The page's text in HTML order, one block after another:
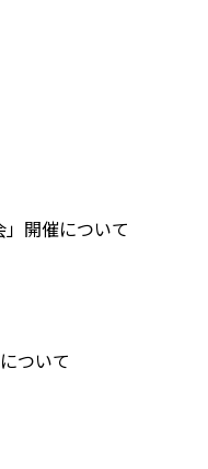
」開催について
ついて